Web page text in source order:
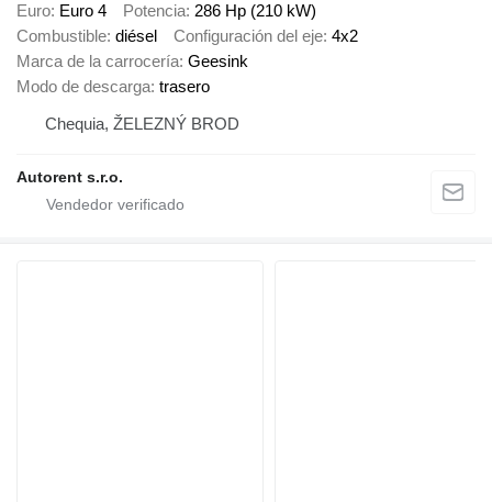
Euro Euro 4 Potencia 286 Hp (210 kW)
Combustible diésel Configuración del eje 4x2
Marca de la carrocería Geesink
Modo de descarga trasero
Chequia, ŽELEZNÝ BROD
Autorent s.r.o.